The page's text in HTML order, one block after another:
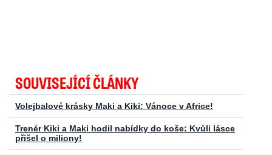
SOUVISEJÍCÍ ČLÁNKY
Volejbalové krásky Maki a Kiki: Vánoce v Africe!
Trenér Kiki a Maki hodil nabídky do koše: Kvůli lásce
přišel o miliony!